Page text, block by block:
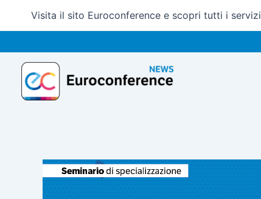
Visita il sito Euroconference e scopri tutti i servizi